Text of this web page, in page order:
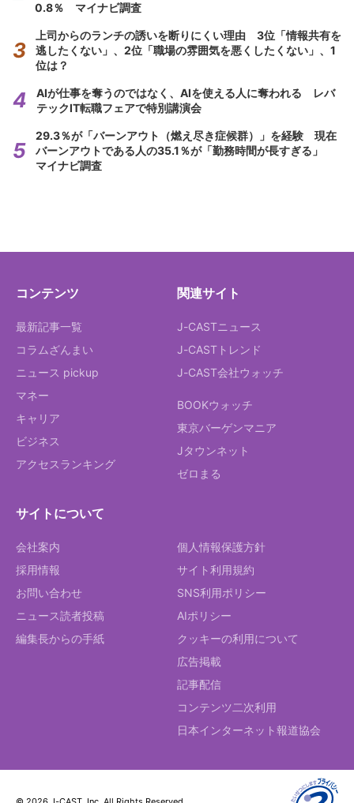
0.8％ マイナビ調査
上司からのランチの誘いを断りにくい理由 3位「情報共有を
逃したくない」、2位「職場の雰囲気を悪くしたくない」、1
位は？
AIが仕事を奪うのではなく、AIを使える人に奪われる レバ
テックIT転職フェアで特別講演会
29.3％が「バーンアウト（燃え尽き症候群）」を経験 現在
バーンアウトである人の35.1％が「勤務時間が長すぎる」
マイナビ調査
コンテンツ
最新記事一覧
コラムざんまい
ニュース pickup
マネー
キャリア
ビジネス
アクセスランキング
関連サイト
J-CASTニュース
J-CASTトレンド
J-CAST会社ウォッチ
BOOKウォッチ
東京バーゲンマニア
Jタウンネット
ゼロまる
サイトについて
会社案内
採用情報
お問い合わせ
ニュース読者投稿
編集長からの手紙
個人情報保護方針
サイト利用規約
SNS利用ポリシー
AIポリシー
クッキーの利用について
広告掲載
記事配信
コンテンツ二次利用
日本インターネット報道協会